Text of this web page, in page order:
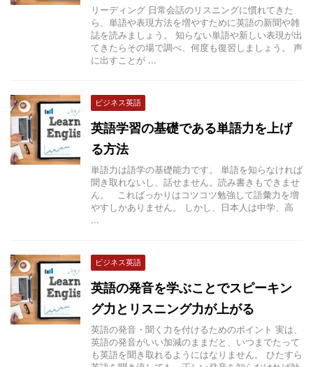
リーディング 日常会話のリスニングに慣れてきた
ら、単語や表現方法を増やすために英語の新聞や雑
誌を読みましょう。 知らない単語や新しい表現が出
てきたらその場で調べ、何度も復習しましょう。 声
に出すことが ...
ビジネス英語
英語学習の基礎である単語力を上げ
る方法
単語力は語学の基礎能力です。 単語を知らなければ
聞き取れないし、話せません。読み書きもできませ
ん。 こればっかりはコツコツ勉強して語彙力を増
やすしかありません。 しかし、日本人は中学、高
...
ビジネス英語
英語の発音を学ぶことでスピーキン
グ力とリスニング力が上がる
英語の発音・聞く力を付けるためのポイント 実は、
英語の発音がいい加減のままだと、いつまでたって
も英語を聞き取れるようにはなりません。 ひたすら